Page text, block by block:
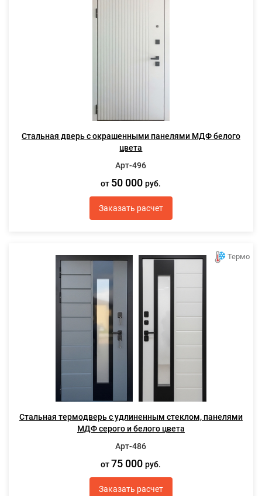
Стальная дверь с окрашенными панелями МДФ белого
цвета
Арт-496
от 50 000руб.
Заказать расчет
Термо
Стальная термодверь с удлиненным стеклом, панелями
МДФ серого и белого цвета
Арт-486
от 75 000руб.
Заказать расчет